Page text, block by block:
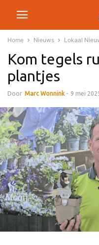
Home Nieuws Lokaal
Kom tegels
plantjes
Door Marc Wonnink - 9 mei